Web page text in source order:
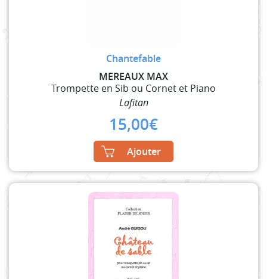
Chantefable
MEREAUX MAX
Trompette en Sib ou Cornet et Piano
Lafitan
15,00€
Ajouter